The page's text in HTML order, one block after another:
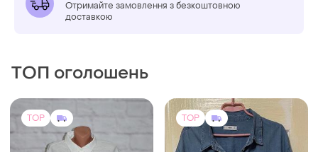
Отримайте замовлення з безкоштовною
доставкою
ТОП оголошень
TOP TOP